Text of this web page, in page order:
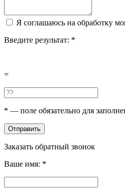
Я соглашаюсь на обработку
Введите результат: *
=
* — поле обязательно для
Отправить
Заказать обратный звонок
Ваше имя: *